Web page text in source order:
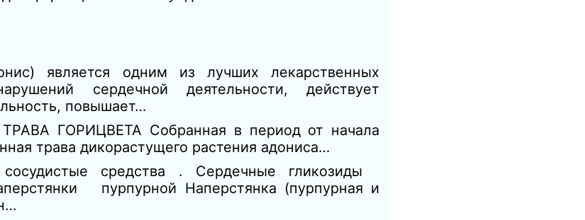
является одним из лучших лекарственных
сердечной деятельности, действует
повышает…
ТРАВА ГОРИЦВЕТА Собранная в период от начала
трава дикорастущего растения адониса…
средства . Сердечные гликозиды
пурпурной Наперстянка (пурпурная и